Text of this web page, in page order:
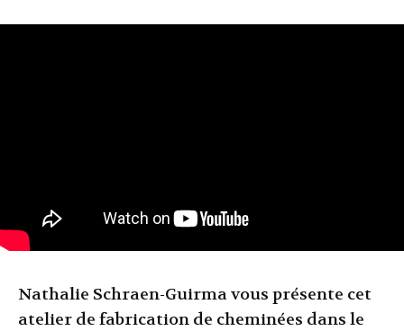
Nathalie Schraen-Guirma vous présente cet
atelier de fabrication de cheminées dans le